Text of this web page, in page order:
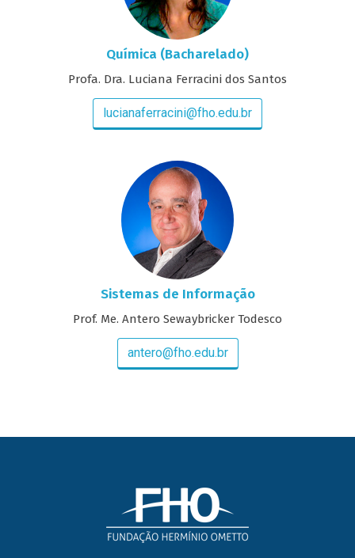
Química (Bacharelado)
Profa. Dra. Luciana Ferracini dos Santos
lucianaferracini@fho.edu.br
Sistemas de Informação
Prof. Me. Antero Sewaybricker Todesco
antero@fho.edu.br